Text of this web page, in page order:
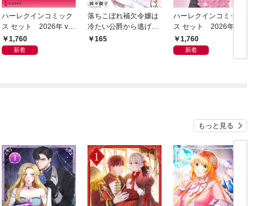
ハーレクインコミック
ス セット 2026年 vo
l.1074
1,760
新着
落ちこぼれ補欠令嬢は
冷たい公爵から逃げだ
したい １
165
ハーレクインコミック
ス セット 2026年 vo
l.1069
1,760
新着
もっと見る